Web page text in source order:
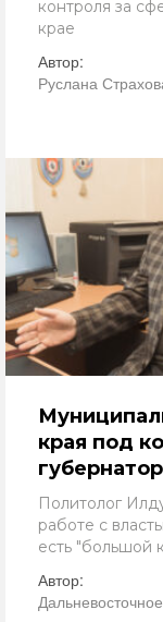
контроля за
крае
Автор:
Руслана
края под
Политолог
работе с
есть "большой
Автор: